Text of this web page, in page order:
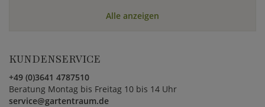
Alle anzeigen
KUNDENSERVICE
+49 (0)3641 4787510
Beratung Montag bis Freitag 10 bis 14 Uhr
service@gartentraum.de